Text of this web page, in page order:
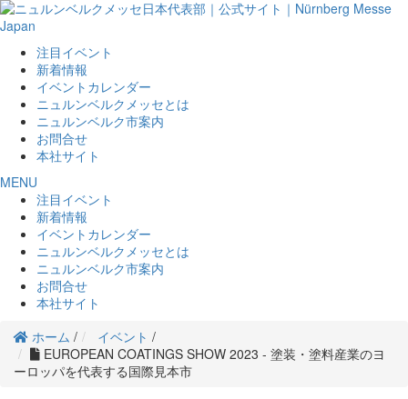
注目イベント
新着情報
イベントカレンダー
ニュルンベルクメッセとは
ニュルンベルク市案内
お問合せ
本社サイト
MENU
注目イベント
新着情報
イベントカレンダー
ニュルンベルクメッセとは
ニュルンベルク市案内
お問合せ
本社サイト
ホーム / イベント /
EUROPEAN COATINGS SHOW 2023 - 塗装・塗料産業のヨ
ーロッパを代表する国際見本市